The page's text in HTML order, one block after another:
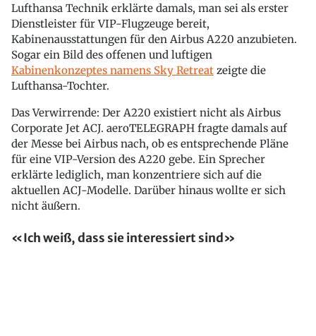
Lufthansa Technik erklärte damals, man sei als erster
Dienstleister für VIP-Flugzeuge bereit,
Kabinenausstattungen für den Airbus A220 anzubieten.
Sogar ein Bild des offenen und luftigen
Kabinenkonzeptes namens Sky Retreat zeigte die
Lufthansa-Tochter.
Das Verwirrende: Der A220 existiert nicht als Airbus
Corporate Jet ACJ. aeroTELEGRAPH fragte damals auf
der Messe bei Airbus nach, ob es entsprechende Pläne
für eine VIP-Version des A220 gebe. Ein Sprecher
erklärte lediglich, man konzentriere sich auf die
aktuellen ACJ-Modelle. Darüber hinaus wollte er sich
nicht äußern.
«Ich weiß, dass sie interessiert sind»